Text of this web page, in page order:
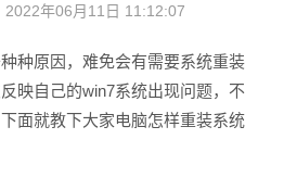
年06月11日 11:12:07
种原因，难免会有需要系统重装
映自己的win7系统出现问题，不
面就教下大家电脑怎样重装系统